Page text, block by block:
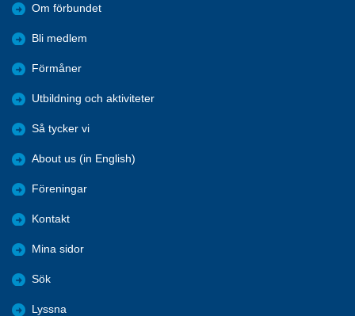
Om förbundet
Bli medlem
Förmåner
Utbildning och aktiviteter
Så tycker vi
About us (in English)
Föreningar
Kontakt
Mina sidor
Sök
Lyssna